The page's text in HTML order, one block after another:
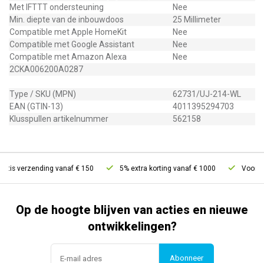
Met IFTTT ondersteuning
Nee
Min. diepte van de inbouwdoos
25 Millimeter
Compatible met Apple HomeKit
Nee
Compatible met Google Assistant
Nee
Compatible met Amazon Alexa
Nee
2CKA006200A0287
Type / SKU (MPN)
62731/UJ-214-WL
EAN (GTIN-13)
4011395294703
Klusspullen artikelnummer
562158
verzending vanaf € 150 5% extra korting vanaf € 1000 Voor
Op de hoogte blijven van acties en nieuwe
ontwikkelingen?
Abonneer